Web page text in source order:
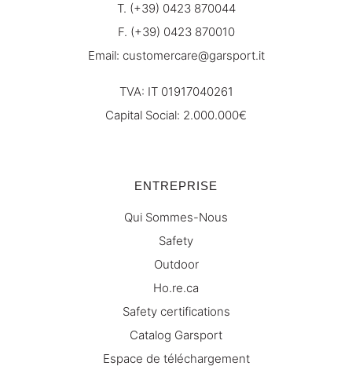
T. (+39) 0423 870044
F. (+39) 0423 870010
Email: customercare@garsport.it
TVA: IT 01917040261
Capital Social: 2.000.000€
ENTREPRISE
Qui Sommes-Nous
Safety
Outdoor
Ho.re.ca
Safety certifications
Catalog Garsport
Espace de téléchargement